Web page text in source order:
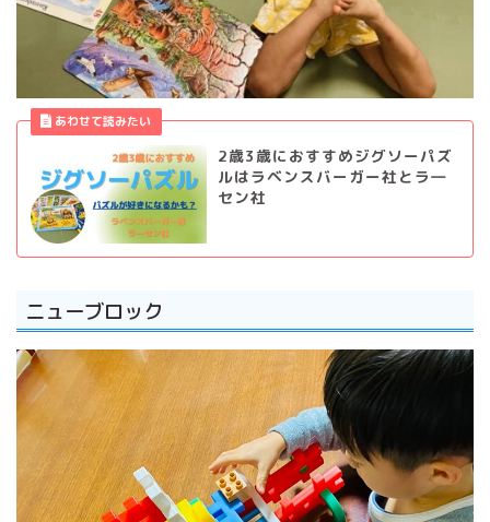
2歳3歳におすすめジグソーパズ
ルはラベンスバーガー社とラ―
セン社
ニューブロック